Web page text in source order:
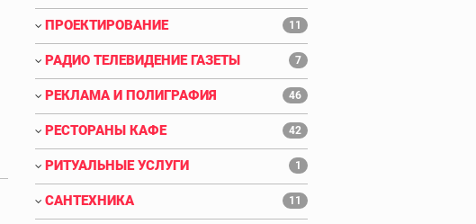
ПРОЕКТИРОВАНИЕ 11
РАДИО ТЕЛЕВИДЕНИЕ ГАЗЕТЫ 7
РЕКЛАМА И ПОЛИГРАФИЯ 46
РЕСТОРАНЫ КАФЕ 42
РИТУАЛЬНЫЕ УСЛУГИ 1
САНТЕХНИКА 11